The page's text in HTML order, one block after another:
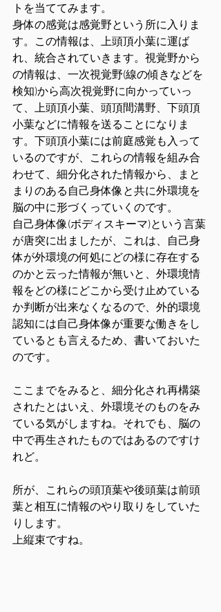
トを当ててみます。
身体の感覚は感覚野という所に入りま
す。この情報は、上頭頂小葉に運ば
れ、統合されていきます。視覚野から
の情報は、一次視覚野(線の傾きなどを
検知)から高次視覚野に向かっていっ
て、上頭頂小葉、頭頂間溝野、下頭頂
小葉などに情報を送ることになりま
す。下頭頂小葉には前庭感覚も入って
いるのですが、これらの情報を組み合
わせて、細分化された情報から、まと
まりのある自己身体像と共に外環境を
脳の中に形づくっていくのです。
自己身体像(ボディスキーマ)という言葉
が唐突に出ましたが、これは、自己身
体が外環境の何処にどの様に存在する
のかと云った情報が無いと、外環境情
報をどの様にどこから受け止めている
か判断が出来なくなるので、外的環境
認知には自己身体像が重要な働きをし
ているとも言えるため、書いておいた
のです。
ここまでをみると、細分化され再構築
されたとはいえ、外環境そのものをみ
ている気がしますね。それでも、脳の
中で再生されたものではあるのですけ
れど。
所が、これらの頭頂葉や後頭葉は前頭
葉と相互に情報のやり取りをしていた
りします。
上縦束ですね。